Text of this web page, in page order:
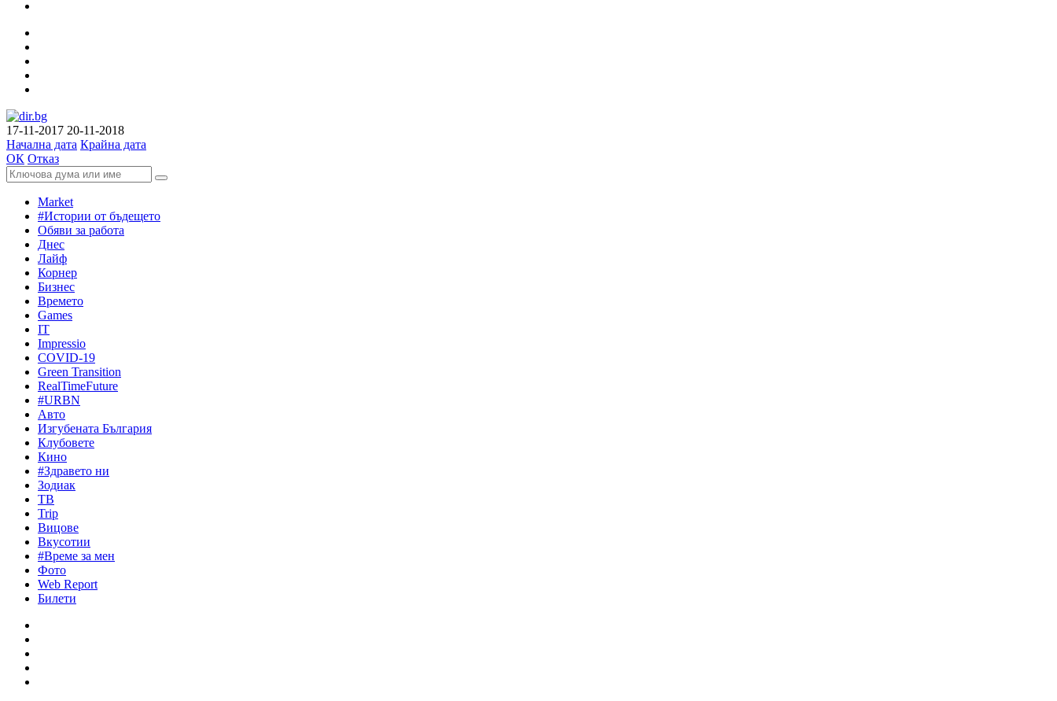
17-11-2017 20-11-2018
Начална дата Крайна дата
ОК Отказ
Market
#Истории от бъдещето
Обяви за работа
Днес
Лайф
Корнер
Бизнес
Времето
Games
IT
Impressio
COVID-19
Green Transition
RealTimeFuture
#URBN
Авто
Изгубената България
Клубовете
Кино
#Здравето ни
Зодиак
ТВ
Trip
Вицове
Вкусотии
#Време за мен
Фото
Web Report
Билети